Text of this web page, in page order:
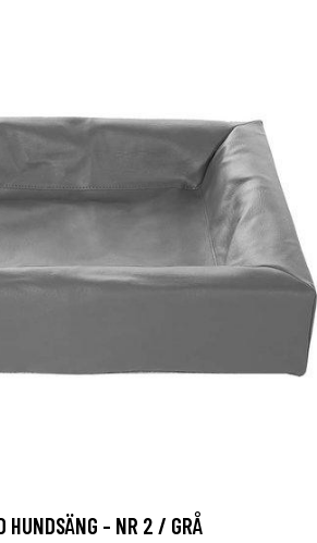
HUNDSÄNG - NR 2 / GRÅ